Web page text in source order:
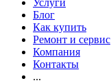
Услуги
Блог
Как купить
Ремонт и сервис
Компания
Контакты
...